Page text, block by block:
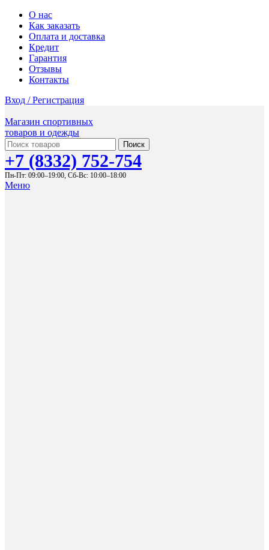
О нас
Как заказать
Оплата и доставка
Кредит
Гарантия
Отзывы
Контакты
Вход / Регистрация
Магазин спортивных
товаров и одежды
Поиск
+7 (8332) 752-754
Пн-Пт: 09:00–19:00, Сб-Вс: 10:00–18:00
Меню